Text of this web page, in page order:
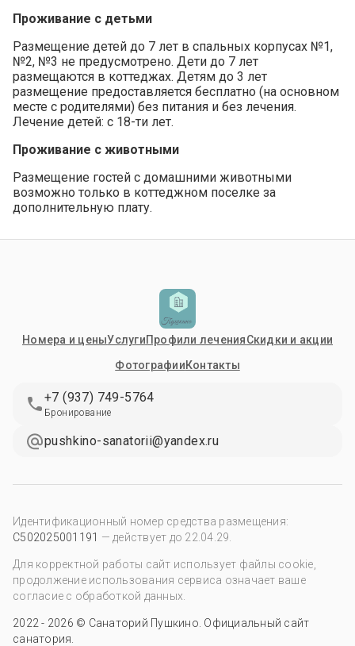
Проживание с детьми
Размещение детей до 7 лет в спальных корпусах №1,
№2, №3 не предусмотрено. Дети до 7 лет
размещаются в коттеджах. Детям до 3 лет
размещение предоставляется бесплатно (на основном
месте с родителями) без питания и без лечения.
Лечение детей: c 18-ти лет.
Проживание с животными
Размещение гостей с домашними животными
возможно только в коттеджном поселке за
дополнительную плату.
Номера и ценыУслугиПрофили леченияСкидки и акции
ФотографииКонтакты
+7 (937) 749-5764
Бронирование
pushkino-sanatorii@yandex.ru
Идентификационный номер средства размещения:
С502025001191 — действует до 22.04.29
Для корректной работы сайт использует файлы cookie,
продолжение использования сервиса означает ваше
согласие с обработкой данных.
2022 - 2026 © Санаторий Пушкино. Официальный сайт
санатория.